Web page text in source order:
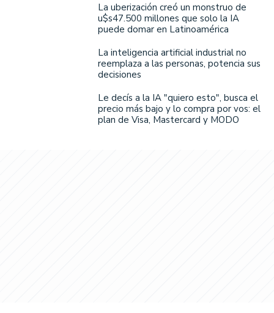
La uberización creó un monstruo de
u$s47.500 millones que solo la IA
puede domar en Latinoamérica
La inteligencia artificial industrial no
reemplaza a las personas, potencia sus
decisiones
Le decís a la IA "quiero esto", busca el
precio más bajo y lo compra por vos: el
plan de Visa, Mastercard y MODO